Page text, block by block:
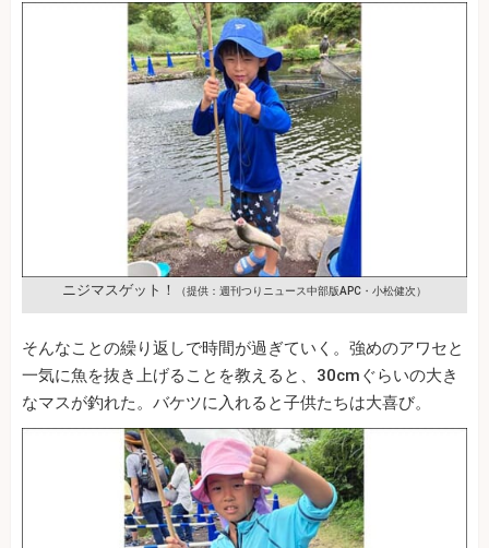
ニジマスゲット！ （提供：週刊つりニュース中部版APC・小松健次）
そんなことの繰り返しで時間が過ぎていく。強めのアワセと
一気に魚を抜き上げることを教えると、30cmぐらいの大き
なマスが釣れた。バケツに入れると子供たちは大喜び。